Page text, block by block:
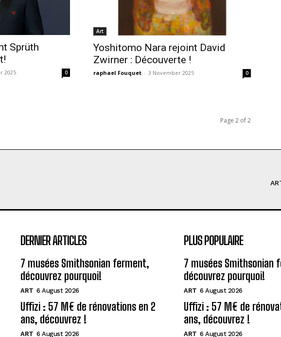
Sprüth
2025 0
Art
Yoshitomo Nara rejoint David
Zwirner : Découverte !
raphael Fouquet - 3 November 2025 0
Page 2 of 2
DERNIER ARTICLES
7 musées Smithsonian ferment,
découvrez pourquoi!
ART 6 August 2026
Uffizi : 57 M€ de rénovations en 2
ans, découvrez !
ART 6 August 2026
PLUS POPULAIRE
7 musées Smithsonian
découvrez pourquoi!
ART 6 August 2026
Uffizi : 57 M€ de
ans, découvrez !
ART 6 August 2026